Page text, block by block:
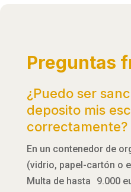
Preguntas
¿Puedo ser
deposito mis
correctamente?
En un contenedor de
(vidrio, papel-cartón o
Multa de hasta 9.000